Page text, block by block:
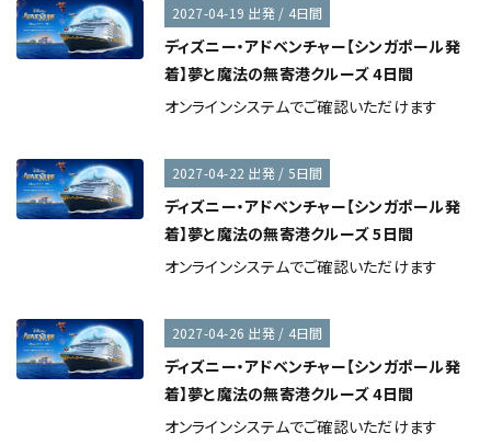
2027-04-19 出発 / 4日間
ディズニー・アドベンチャー【シンガポール発
着】夢と魔法の無寄港クルーズ 4日間
オンラインシステムでご確認いただけます
2027-04-22 出発 / 5日間
ディズニー・アドベンチャー【シンガポール発
着】夢と魔法の無寄港クルーズ 5日間
オンラインシステムでご確認いただけます
2027-04-26 出発 / 4日間
ディズニー・アドベンチャー【シンガポール発
着】夢と魔法の無寄港クルーズ 4日間
オンラインシステムでご確認いただけます